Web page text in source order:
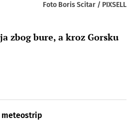
Foto Boris Scitar / PIXSELL
zbog bure, a kroz Gorsku
meteostrip